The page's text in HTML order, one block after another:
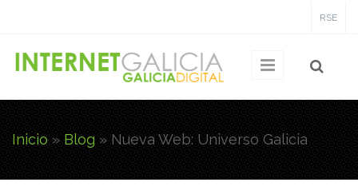
RSE
Usted está aquí
Inicio » Blog » Nueva Web: Universo Galicia